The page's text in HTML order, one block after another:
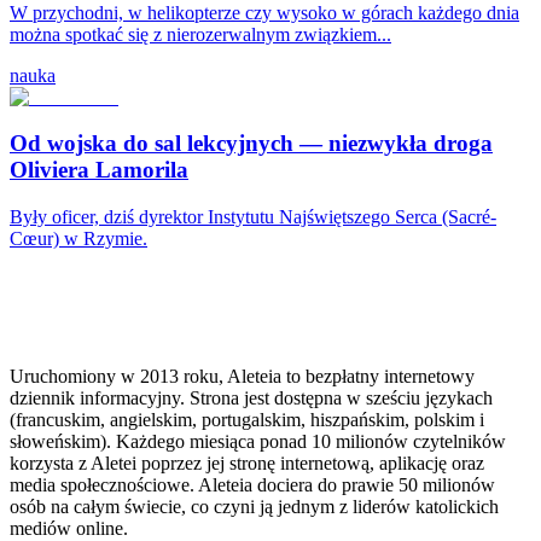
W przychodni, w helikopterze czy wysoko w górach każdego dnia
można spotkać się z nierozerwalnym związkiem...
nauka
Od wojska do sal lekcyjnych — niezwykła droga
Oliviera Lamorila
Były oficer, dziś dyrektor Instytutu Najświętszego Serca (Sacré-
Cœur) w Rzymie.
Uruchomiony w 2013 roku, Aleteia to bezpłatny internetowy
dziennik informacyjny. Strona jest dostępna w sześciu językach
(francuskim, angielskim, portugalskim, hiszpańskim, polskim i
słoweńskim). Każdego miesiąca ponad 10 milionów czytelników
korzysta z Aletei poprzez jej stronę internetową, aplikację oraz
media społecznościowe. Aleteia dociera do prawie 50 milionów
osób na całym świecie, co czyni ją jednym z liderów katolickich
mediów online.